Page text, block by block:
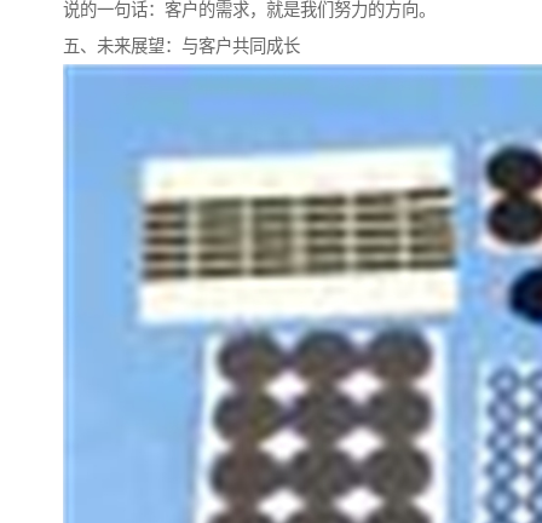
说的一句话：客户的需求，就是我们努力的方向。
五、未来展望：与客户共同成长